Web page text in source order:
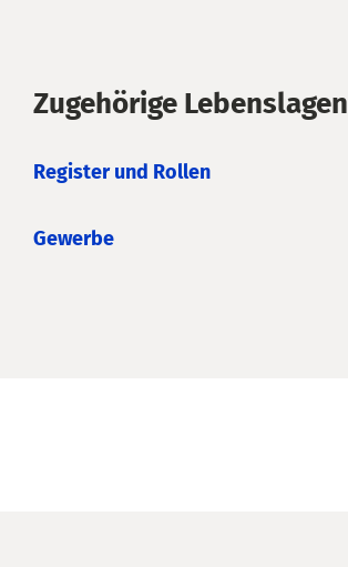
Zugehörige Lebenslagen
Register und Rollen
Gewerbe